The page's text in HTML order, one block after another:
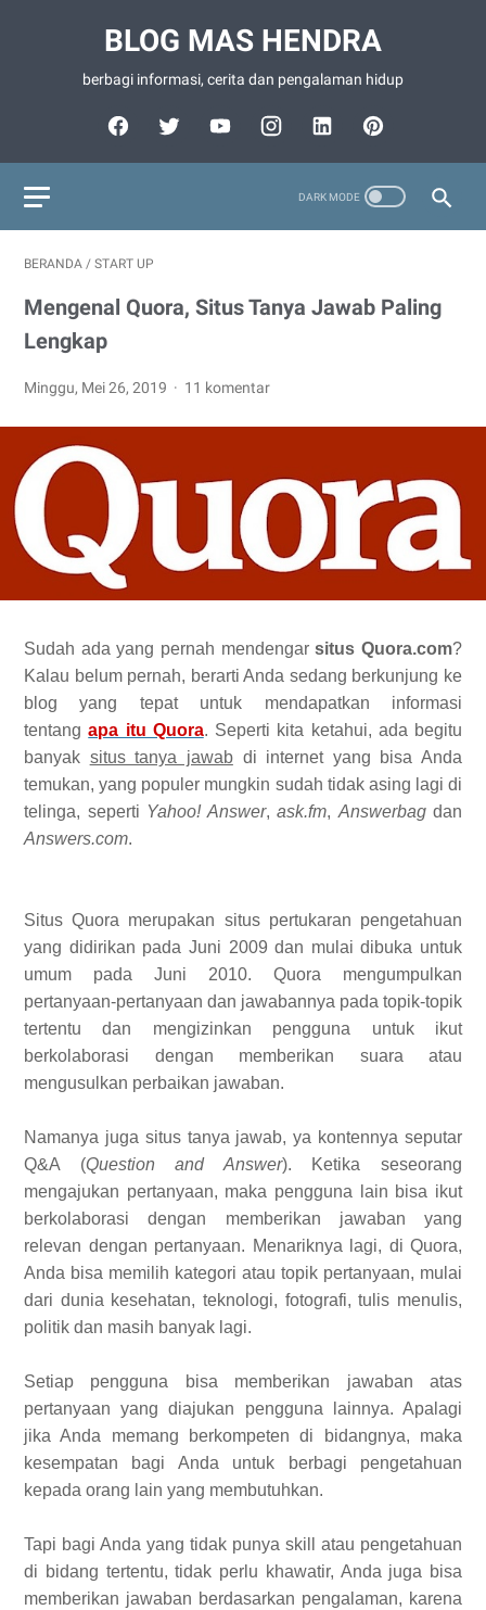
BLOG MAS HENDRA
berbagi informasi, cerita dan pengalaman hidup
BERANDA / START UP
Mengenal Quora, Situs Tanya Jawab Paling
Lengkap
Minggu, Mei 26, 2019 11 komentar
Sudah ada yang pernah mendengarsitus Quora.com?
Kalau belum pernah, berarti Anda sedang berkunjung ke
blog yang tepat untuk mendapatkan informasi
tentangapa itu Quora. Seperti kita ketahui, ada begitu
banyak situs tanya jawabdi internet yang bisa Anda
temukan, yang populer mungkin sudah tidak asing lagi di
telinga, seperti Yahoo! Answer, ask.fm, Answerbagdan
Answers.com.
Situs Quora merupakan situs pertukaran pengetahuan
yang didirikan pada Juni 2009 dan mulai dibuka untuk
umum pada Juni 2010. Quora mengumpulkan
pertanyaan-pertanyaan dan jawabannya pada topik-topik
tertentu dan mengizinkan pengguna untuk ikut
berkolaborasi dengan memberikan suara atau
mengusulkan perbaikan jawaban.
Namanya juga situs tanya jawab, ya kontennya seputar
Q&A (Question and Answer). Ketika seseorang
mengajukan pertanyaan, maka pengguna lain bisa ikut
berkolaborasi dengan memberikan jawaban yang
relevan dengan pertanyaan. Menariknya lagi, di Quora,
Anda bisa memilih kategori atau topik pertanyaan, mulai
dari dunia kesehatan, teknologi, fotografi, tulis menulis,
politik dan masih banyak lagi.
Setiap pengguna bisa memberikan jawaban atas
pertanyaan yang diajukan pengguna lainnya. Apalagi
jika Anda memang berkompeten di bidangnya, maka
kesempatan bagi Anda untuk berbagi pengetahuan
kepada orang lain yang membutuhkan.
Tapi bagi Anda yang tidak punya skill atau pengetahuan
di bidang tertentu, tidak perlu khawatir, Anda juga bisa
memberikan jawaban berdasarkan pengalaman, karena